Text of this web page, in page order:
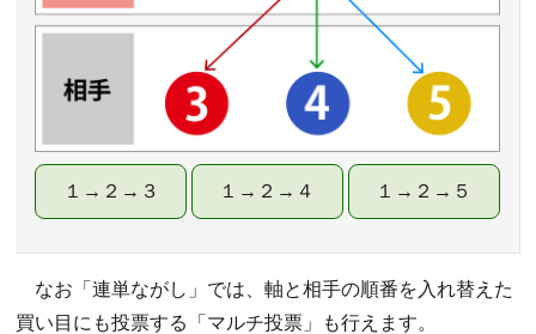
１→２→３ １→２→４ １→２→５
なお「連単ながし」では、軸と相手の順番を入れ替えた
買い目にも投票する「マルチ投票」も行えます。